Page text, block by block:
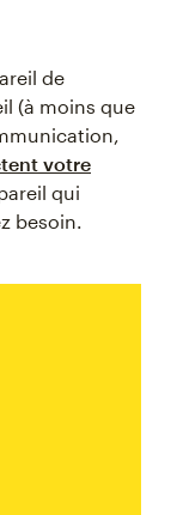
de
(à moins que
votre
qui
besoin.